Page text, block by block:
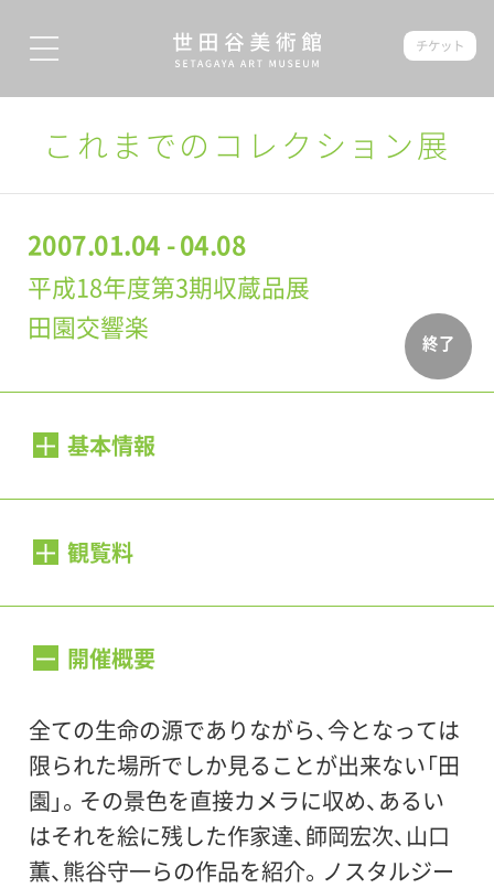
チケット
これまでのコレクション展
終了
2007.01.04 - 04.08
平成18年度第3期収蔵品展
田園交響楽
基本情報
2007年1月4日（木）〜4月8日（日）
10:00～18:00（入場は17:30まで）
休館日：
毎週月曜日
会場：
世田谷美術館 展示室
観覧料
（個人）
円／中小生100円
（団体）
160円 ／65歳以上 80円 ／大高生
120円
／中小生
80円
開催概要
全ての生命の源でありながら、今となっては
限られた場所でしか見ることが出来ない「田
園」。その景色を直接カメラに収め、あるい
はそれを絵に残した作家達、師岡宏次、山口
薫、熊谷守一らの作品を紹介。ノスタルジー